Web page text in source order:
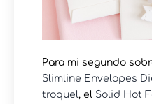
Para mi segundo
Slimline Envelopes
troquel, el Solid Hot